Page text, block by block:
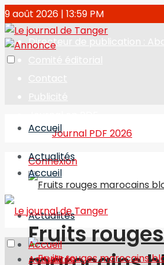
9 août 2026 | 13:59 PM
Directeur de publication :
Journal PDF 2026
Connexion
Accueil
Actualités
Fruits rouges
Accueil
Actualités
Accueil
Actualités